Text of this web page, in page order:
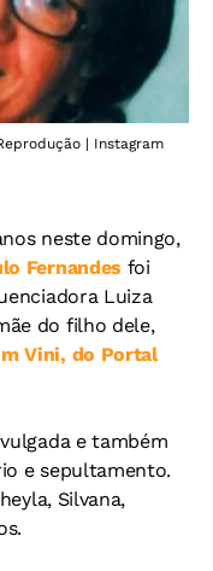
| Instagram
neste domingo,
Fernandes foi
Luiza
do filho dele,
Vini, do Portal
e também
e sepultamento.
Silvana,